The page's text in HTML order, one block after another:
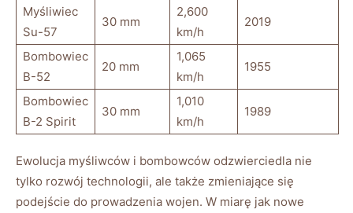
Myśliwiec
Su-57
30 mm
2,600
km/h
2019
Bombowiec
B-52
20 mm
1,065
km/h
1955
Bombowiec
B-2 Spirit
30 mm
1,010
km/h
1989
Ewolucja myśliwców i bombowców odzwierciedla nie
tylko rozwój technologii, ale także zmieniające się
podejście do prowadzenia wojen. W miarę jak nowe